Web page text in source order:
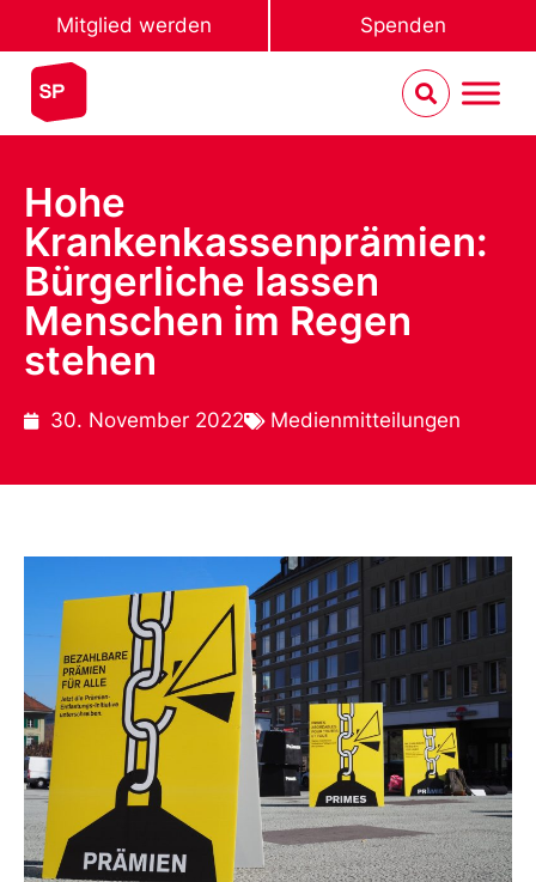
Mitglied werden Spenden
Hohe
Krankenkassenprämien:
Bürgerliche lassen
Menschen im Regen
stehen
30. November 2022 Medienmitteilungen